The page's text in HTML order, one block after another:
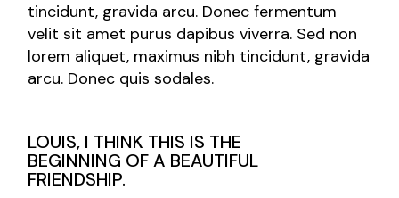
tincidunt, gravida arcu. Donec fermentum
velit sit amet purus dapibus viverra. Sed non
lorem aliquet, maximus nibh tincidunt, gravida
arcu. Donec quis sodales.
LOUIS, I THINK THIS IS THE
BEGINNING OF A BEAUTIFUL
FRIENDSHIP.